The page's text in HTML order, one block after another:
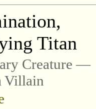
Titan
Creature —
Villain